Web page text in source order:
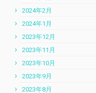
2024年2月
2024年1月
2023年12月
2023年11月
2023年10月
2023年9月
2023年8月